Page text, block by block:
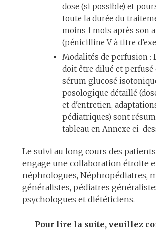
dose (si possible) et
toute la durée du
moins 1 mois après son
(pénicilline V à titre
Modalités de perfusion :
doit être dilué et perfusé
sérum glucosé
posologique détaillé
et d'entretien,
pédiatriques) sont
tableau en Annexe ci-
Le suivi au long cours des
engage une collaboration étroite
néphrologues, Néphropédiatres,
généralistes, pédiatres
psychologues et diététiciens.
Pour lire la suite, veuillez